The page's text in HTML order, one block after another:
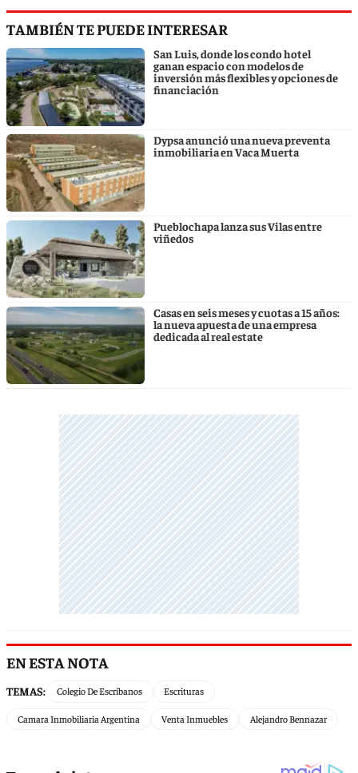
TAMBIÉN TE PUEDE INTERESAR
San Luis, donde los condo hotel
ganan espacio con modelos de
inversión más flexibles y opciones de
financiación
Dypsa anunció una nueva preventa
inmobiliaria en Vaca Muerta
Pueblochapa lanza sus Vilas entre
viñedos
Casas en seis meses y cuotas a 15 años:
la nueva apuesta de una empresa
dedicada al real estate
EN ESTA NOTA
TEMAS: Colegio De Escribanos Escrituras
Camara Inmobiliaria Argentina Venta Inmuebles Alejandro Bennazar